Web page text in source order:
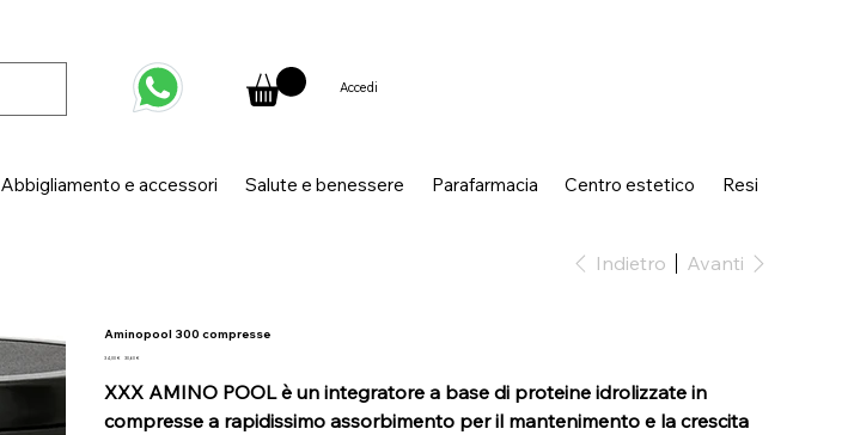
Abbigliamento e accessori Salute e benessere Parafarmacia Centro estetico Resi
Accedi
Indietro Avanti
Aminopool 300 compresse
Prezzo
34,00 €
Prezzo
30,60 €
XXX AMINO POOL è un integratore a base di proteine idrolizzate in
compresse a rapidissimo assorbimento per il mantenimento e la crescita